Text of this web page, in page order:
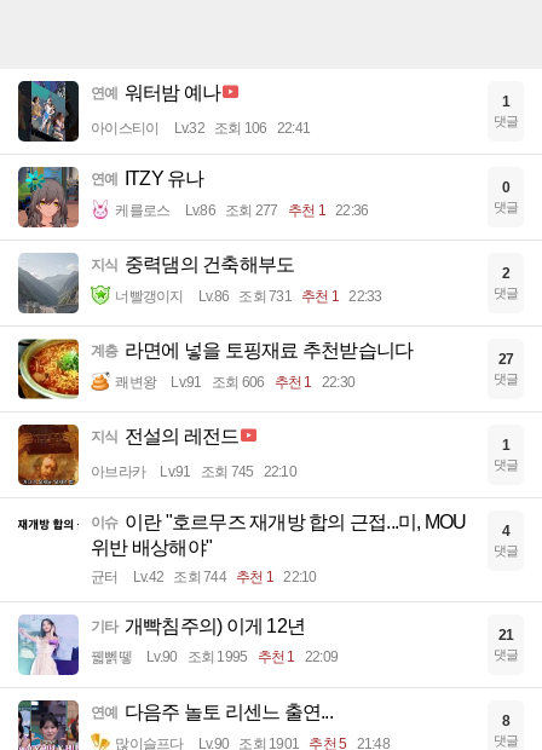
연예 워터밤 예나
아이스티이 Lv.32 조회 106 22:41
1
댓글
연예 ITZY 유나
케를로스 Lv.86 조회 277 추천 1 22:36
0
댓글
지식 중력댐의 건축해부도
너빨갱이지 Lv.86 조회 731 추천 1 22:33
2
댓글
계층 라면에 넣을 토핑재료 추천받습니다
쾌변왕 Lv.91 조회 606 추천 1 22:30
27
댓글
지식 전설의 레전드
아브라카 Lv.91 조회 745 22:10
1
댓글
이슈 이란 "호르무즈 재개방 합의 근접...미, MOU
위반 배상해야"
균터 Lv.42 조회 744 추천 1 22:10
4
댓글
기타 개빡침주의) 이게 12년
꿻뻵뗗 Lv.90 조회 1995 추천 1 22:09
21
댓글
연예 다음주 놀토 리센느 출연...
많이슬프다 Lv.90 조회 1901 추천 5 21:48
8
댓글